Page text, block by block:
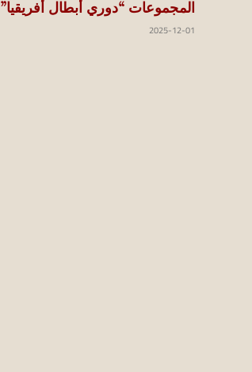
المجموعات “دوري أبطال أفريقيا”
2025-12-01